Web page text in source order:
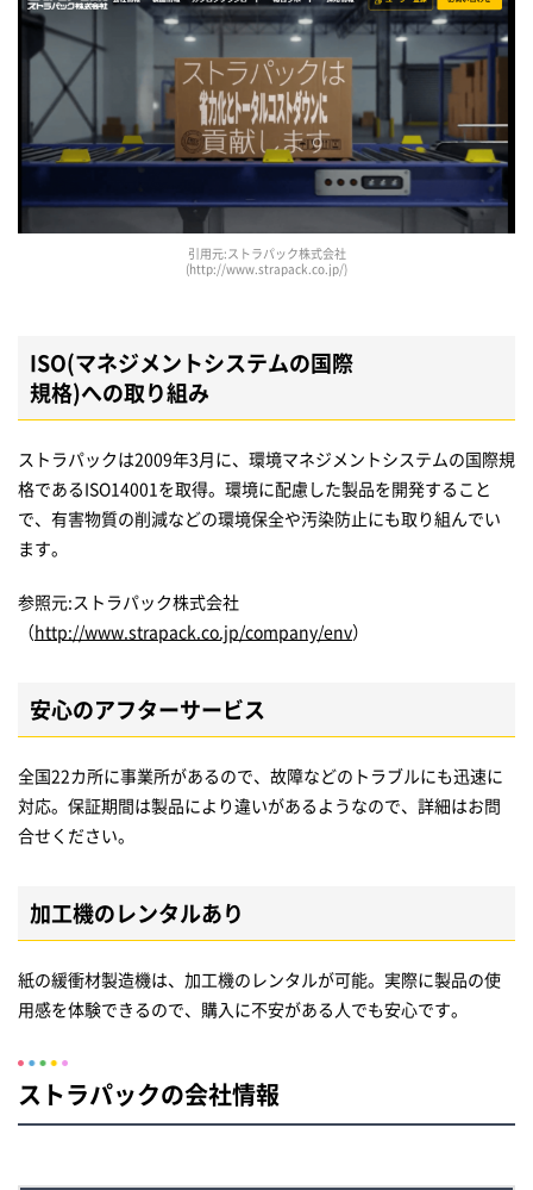
引用元:ストラパック株式会社
(http://www.strapack.co.jp/)
ISO(マネジメントシステムの国際
規格)への取り組み
ストラパックは2009年3月に、環境マネジメントシステムの国際規
格であるISO14001を取得。環境に配慮した製品を開発すること
で、有害物質の削減などの環境保全や汚染防止にも取り組んでい
ます。
参照元:ストラパック株式会社
（http://www.strapack.co.jp/company/env）
安心のアフターサービス
全国22カ所に事業所があるので、故障などのトラブルにも迅速に
対応。保証期間は製品により違いがあるようなので、詳細はお問
合せください。
加工機のレンタルあり
紙の緩衝材製造機は、加工機のレンタルが可能。実際に製品の使
用感を体験できるので、購入に不安がある人でも安心です。
ストラパックの会社情報